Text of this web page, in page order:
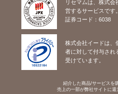
リセマムは、株式会
営するサービスです。
証券コード：6038
株式会社イードは、
者に対して付与され
受けています。
紹介した商品/サービスを
売上の一部が弊社サイトに還